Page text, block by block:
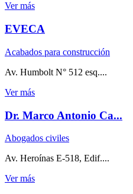
Ver más
EVECA
Acabados para construcción
Av. Humbolt N° 512 esq....
Ver más
Dr. Marco Antonio Ca...
Abogados civiles
Av. Heroínas E-518, Edif....
Ver más